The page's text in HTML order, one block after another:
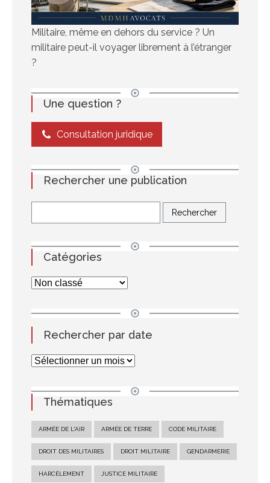
Militaire, même en dehors du service ? Un
militaire peut-il voyager librement à l’étranger
?
Une question ?
Consultation juridique
Rechercher une publication
Catégories
Rechercher par date
Thématiques
ARMÉE DE L'AIR ARMÉE DE TERRE CODE MILITAIRE
DROIT DES MILITAIRES DROIT MILITAIRE GENDARMERIE
HARCÈLEMENT JUSTICE MILITAIRE